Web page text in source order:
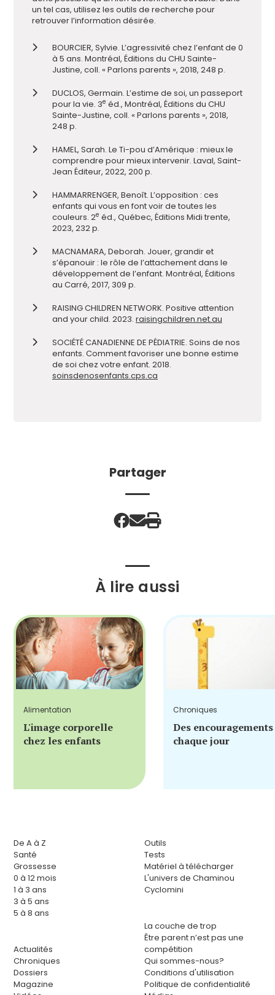
un tel cas, utilisez les outils de recherche pour
retrouver l’information désirée.
BOURCIER, Sylvie. L’agressivité chez l’enfant de 0
à 5 ans. Montréal, Éditions du CHU Sainte-
Justine, coll. « Parlons parents », 2018, 248 p.
DUCLOS, Germain. L’estime de soi, un passeport
pour la vie. 3e éd., Montréal, Éditions du CHU
Sainte-Justine, coll. « Parlons parents », 2018,
248 p.
HAMEL, Sarah. Le Ti-pou d’Amérique : mieux le
comprendre pour mieux intervenir. Laval, Saint-
Jean Éditeur, 2022, 200 p.
HAMMARRENGER, Benoît. L’opposition : ces
enfants qui vous en font voir de toutes les
couleurs. 2e éd., Québec, Éditions Midi trente,
2023, 232 p.
MACNAMARA, Deborah. Jouer, grandir et
s’épanouir : le rôle de l’attachement dans le
développement de l’enfant. Montréal, Éditions
au Carré, 2017, 309 p.
RAISING CHILDREN NETWORK. Positive attention
and your child. 2023. raisingchildren.net.au
SOCIÉTÉ CANADIENNE DE PÉDIATRIE. Soins de nos
enfants. Comment favoriser une bonne estime
de soi chez votre enfant. 2018.
soinsdenosenfants.cps.ca
Partager
À lire aussi
Alimentation
L'image corporelle
chez les enfants
Chroniques
Des encouragements
chaque jour
De A à Z
Santé
Grossesse
0 à 12 mois
1 à 3 ans
3 à 5 ans
5 à 8 ans
Actualités
Chroniques
Dossiers
Magazine
Outils
Tests
Matériel à télécharger
L'univers de Chaminou
Cyclomini
La couche de trop
Être parent n’est pas une
compétition
Qui sommes-nous?
Conditions d'utilisation
Politique de confidentialité